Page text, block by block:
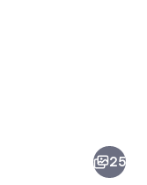
25